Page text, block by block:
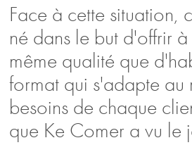
Face à cette situation,
né dans le but d'offrir
même qualité que
format qui s'adapte au
besoins de chaque
que Ke Comer a vu le